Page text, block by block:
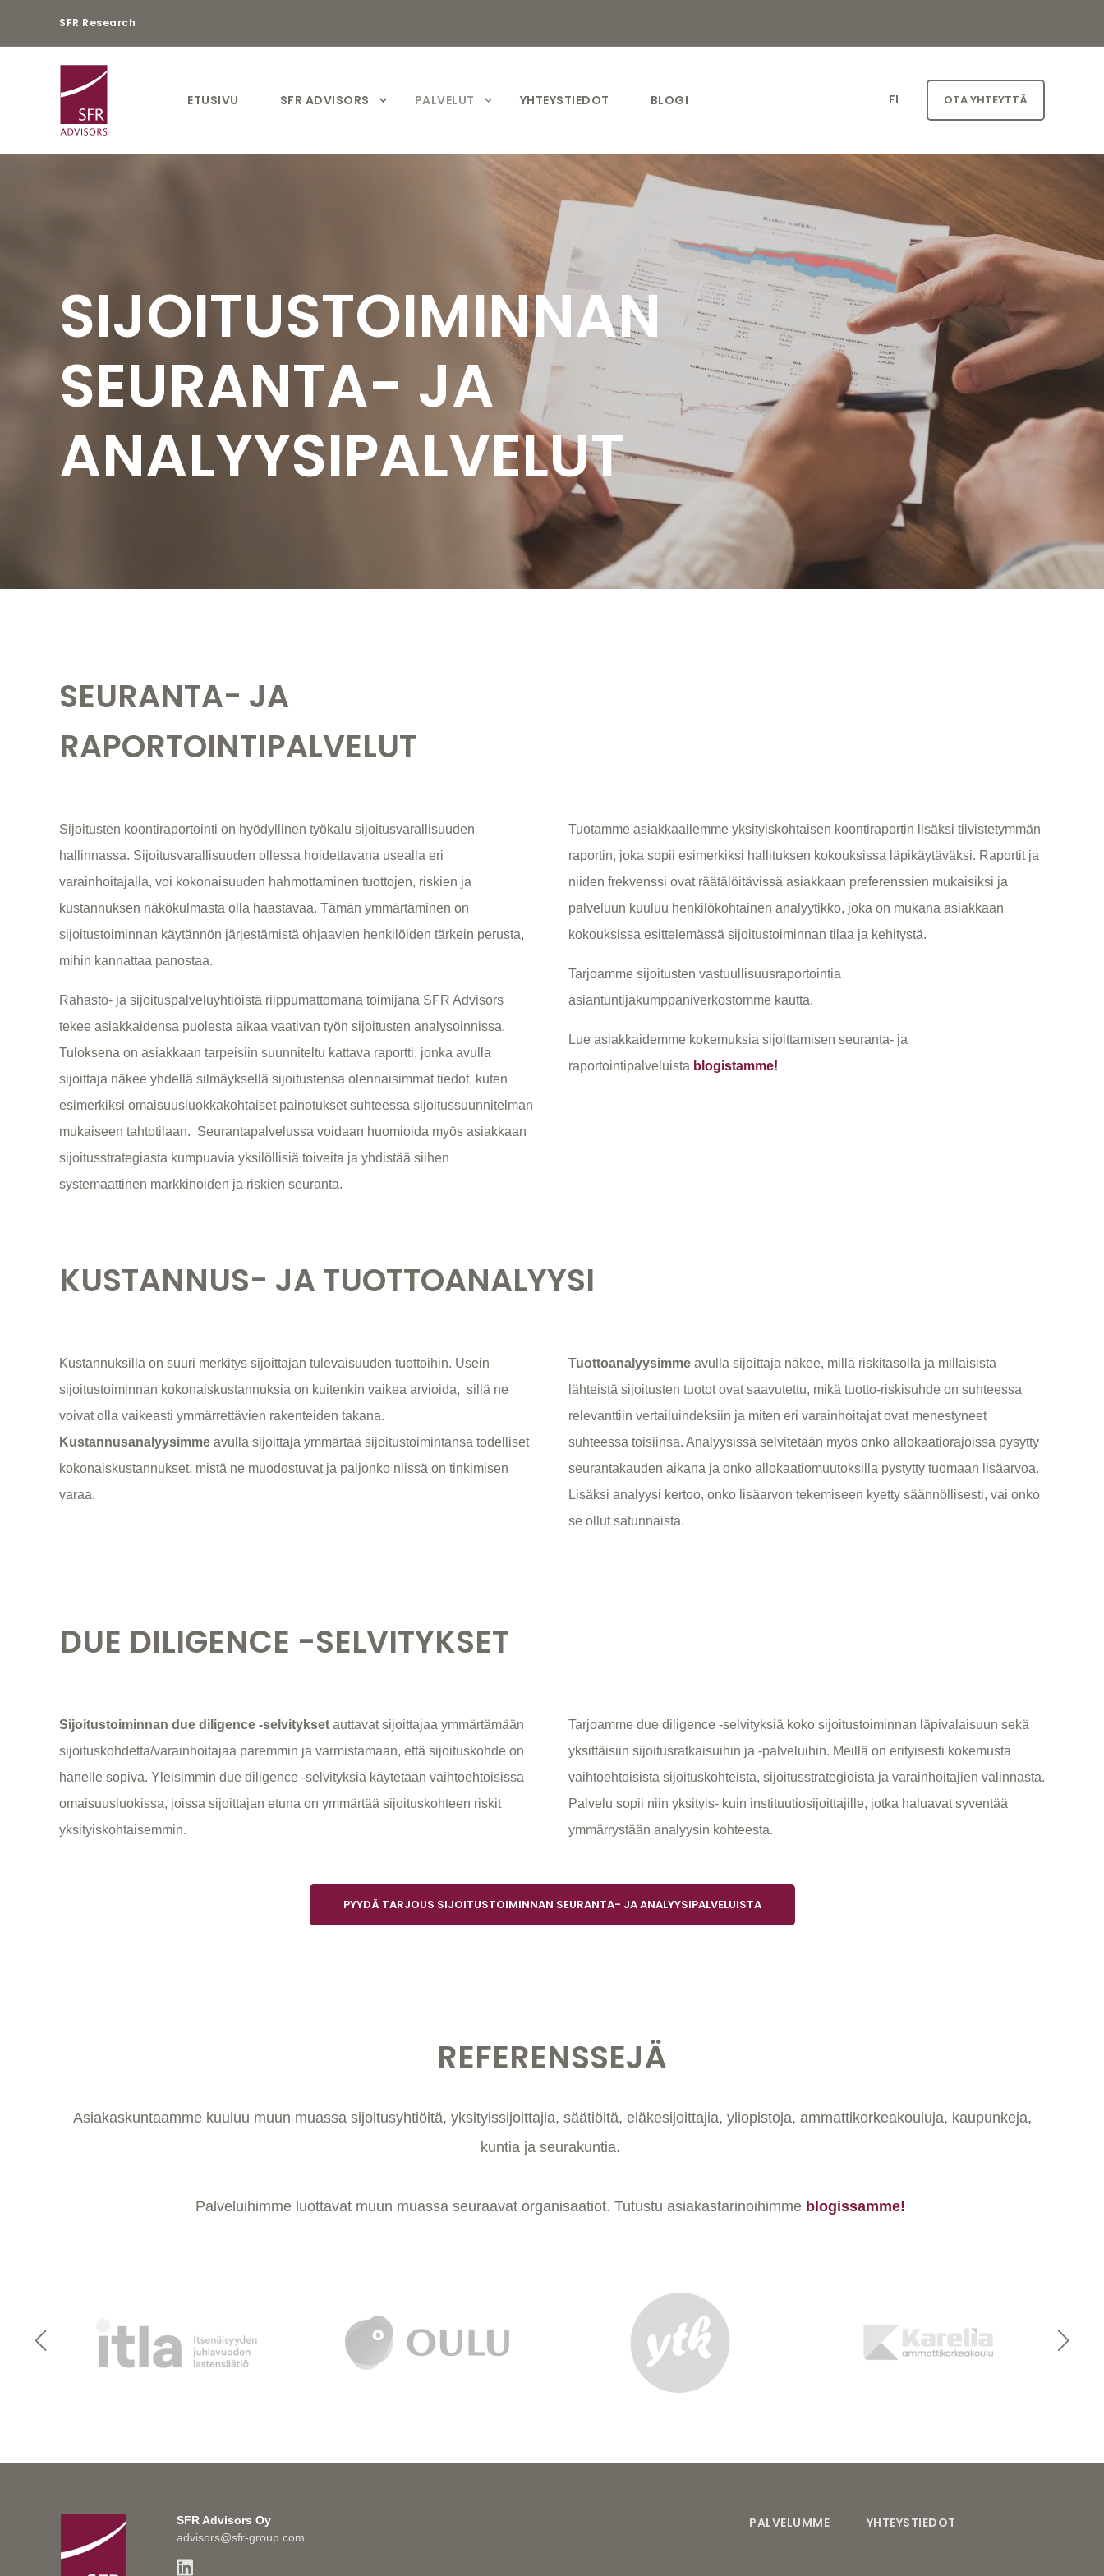
SFR Research
ETUSIVU SFR ADVISORS PALVELUT YHTEYSTIEDOT BLOGI FI OTA YHTEYTTÄ
SIJOITUSTOIMINNAN
SEURANTA- JA
ANALYYSIPALVELUT
SEURANTA- JA
RAPORTOINTIPALVELUT
Sijoitusten koontiraportointi on hyödyllinen työkalu sijoitusvarallisuuden
hallinnassa. Sijoitusvarallisuuden ollessa hoidettavana usealla eri
varainhoitajalla, voi kokonaisuuden hahmottaminen tuottojen, riskien ja
kustannuksen näkökulmasta olla haastavaa. Tämän ymmärtäminen on
sijoitustoiminnan käytännön järjestämistä ohjaavien henkilöiden tärkein perusta,
mihin kannattaa panostaa.
Rahasto- ja sijoituspalveluyhtiöistä riippumattomana toimijana SFR Advisors
tekee asiakkaidensa puolesta aikaa vaativan työn sijoitusten analysoinnissa.
Tuloksena on asiakkaan tarpeisiin suunniteltu kattava raportti, jonka avulla
sijoittaja näkee yhdellä silmäyksellä sijoitustensa olennaisimmat tiedot, kuten
esimerkiksi omaisuusluokkakohtaiset painotukset suhteessa sijoitussuunnitelman
mukaiseen tahtotilaan. Seurantapalvelussa voidaan huomioida myös asiakkaan
sijoitusstrategiasta kumpuavia yksilöllisiä toiveita ja yhdistää siihen
systemaattinen markkinoiden ja riskien seuranta.
Tuotamme asiakkaallemme yksityiskohtaisen koontiraportin lisäksi tiivistetymmän
raportin, joka sopii esimerkiksi hallituksen kokouksissa läpikäytäväksi. Raportit ja
niiden frekvenssi ovat räätälöitävissä asiakkaan preferenssien mukaisiksi ja
palveluun kuuluu henkilökohtainen analyytikko, joka on mukana asiakkaan
kokouksissa esittelemässä sijoitustoiminnan tilaa ja kehitystä.
Tarjoamme sijoitusten vastuullisuusraportointia
asiantuntijakumppaniverkostomme kautta.
Lue asiakkaidemme kokemuksia sijoittamisen seuranta- ja
raportointipalveluista blogistamme!
KUSTANNUS- JA TUOTTOANALYYSI
Kustannuksilla on suuri merkitys sijoittajan tulevaisuuden tuottoihin. Usein
sijoitustoiminnan kokonaiskustannuksia on kuitenkin vaikea arvioida, sillä ne
voivat olla vaikeasti ymmärrettävien rakenteiden takana.
Kustannusanalyysimme avulla sijoittaja ymmärtää sijoitustoimintansa todelliset
kokonaiskustannukset, mistä ne muodostuvat ja paljonko niissä on tinkimisen
varaa.
Tuottoanalyysimme avulla sijoittaja näkee, millä riskitasolla ja millaisista
lähteistä sijoitusten tuotot ovat saavutettu, mikä tuotto-riskisuhde on suhteessa
relevanttiin vertailuindeksiin ja miten eri varainhoitajat ovat menestyneet
suhteessa toisiinsa. Analyysissä selvitetään myös onko allokaatiorajoissa pysytty
seurantakauden aikana ja onko allokaatiomuutoksilla pystytty tuomaan lisäarvoa.
Lisäksi analyysi kertoo, onko lisäarvon tekemiseen kyetty säännöllisesti, vai onko
se ollut satunnaista.
DUE DILIGENCE -SELVITYKSET
Sijoitustoiminnan due diligence -selvitykset auttavat sijoittajaa ymmärtämään
sijoituskohdetta/varainhoitajaa paremmin ja varmistamaan, että sijoituskohde on
hänelle sopiva. Yleisimmin due diligence -selvityksiä käytetään vaihtoehtoisissa
omaisuusluokissa, joissa sijoittajan etuna on ymmärtää sijoituskohteen riskit
yksityiskohtaisemmin.
Tarjoamme due diligence -selvityksiä koko sijoitustoiminnan läpivalaisuun sekä
yksittäisiin sijoitusratkaisuihin ja -palveluihin. Meillä on erityisesti kokemusta
vaihtoehtoisista sijoituskohteista, sijoitusstrategioista ja varainhoitajien valinnasta.
Palvelu sopii niin yksityis- kuin instituutiosijoittajille, jotka haluavat syventää
ymmärrystään analyysin kohteesta.
PYYDÄ TARJOUS SIJOITUSTOIMINNAN SEURANTA- JA ANALYYSIPALVELUISTA
REFERENSSEJÄ
Asiakaskuntaamme kuuluu muun muassa sijoitusyhtiöitä, yksityissijoittajia, säätiöitä, eläkesijoittajia, yliopistoja, ammattikorkeakouluja, kaupunkeja,
kuntia ja seurakuntia.
Palveluihimme luottavat muun muassa seuraavat organisaatiot. Tutustu asiakastarinoihimme blogissamme!
SFR Advisors Oy
advisors@sfr-group.com
PALVELUMME YHTEYSTIEDOT